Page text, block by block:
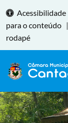
Acessibilidade
para o conteúdo |
rodapé